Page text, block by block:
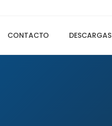
CONTACTO DESCARGAS